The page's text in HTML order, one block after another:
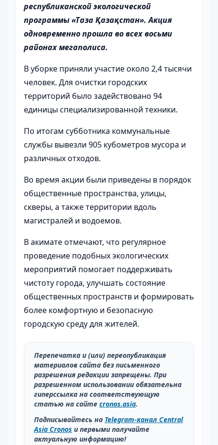
республиканской экологической
программы «Таза Қазақстан». Акция
одновременно прошла во всех восьми
районах мегаполиса.
В уборке приняли участие около 2,4 тысячи
человек. Для очистки городских
территорий было задействовано 94
единицы специализированной техники.
По итогам субботника коммунальные
службы вывезли 905 кубометров мусора и
различных отходов.
Во время акции были приведены в порядок
общественные пространства, улицы,
скверы, а также территории вдоль
магистралей и водоемов.
В акимате отмечают, что регулярное
проведение подобных экологических
мероприятий помогает поддерживать
чистоту города, улучшать состояние
общественных пространств и формировать
более комфортную и безопасную
городскую среду для жителей.
Перепечатка и (или) переопубликация
материалов сайта без письменного
разрешения редакции запрещены. При
разрешенном использовании обязательна
гиперссылка на соответствующую
статью на сайте cronos.asia.
Подписывайтесь на Telegram-канал Central
Asia Cronos и первыми получайте
актуальную информацию!